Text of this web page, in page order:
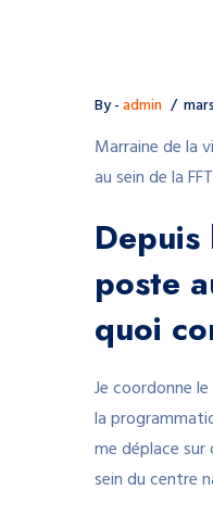
By -admin
Marraine de la
au sein de la
poste
quoi
Je coordonne
la
me déplace sur
sein du centre